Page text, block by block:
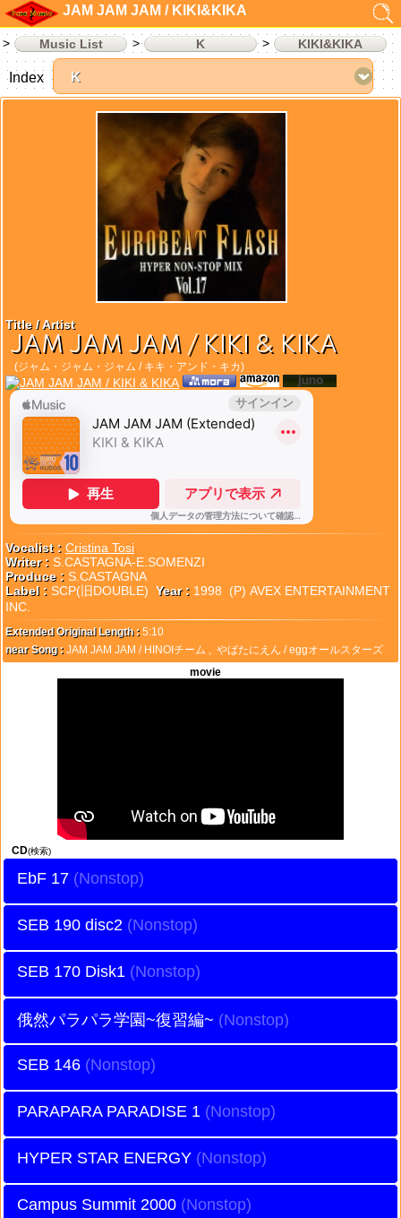
JAM JAM JAM / KIKI&KIKA
Music List K KIKI&KIKA
Title / Artist
JAM JAM JAM / KIKI & KIKA
(ジャム・ジャム・ジャム / キキ・アンド・キカ)
Vocalist : Cristina Tosi
Writer : S.CASTAGNA-E.SOMENZI
Produce : S.CASTAGNA
Label : SCP(旧DOUBLE) Year : 1998 (P) AVEX ENTERTAINMENT
INC.
Extended Original Length : 5:10
near Song : JAM JAM JAM / HINOIチーム , やばたにえん / eggオールスターズ
movie
CD(検索)
EbF 17
SEB 190 disc2
SEB 170 Disk1
俄然パラパラ学園~復習編~
SEB 146
PARAPARA PARADISE 1
HYPER STAR ENERGY
Campus Summit 2000
Index